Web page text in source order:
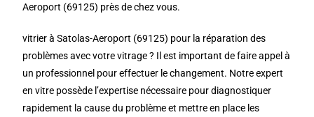
Aeroport (69125) près de chez vous.
vitrier à Satolas-Aeroport (69125) pour la réparation des
problèmes avec votre vitrage ? Il est important de faire appel à
un professionnel pour effectuer le changement. Notre expert
en vitre possède l’expertise nécessaire pour diagnostiquer
rapidement la cause du problème et mettre en place les